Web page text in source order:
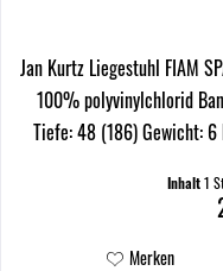
Jan Kurtz Liegestuhl FIAM
100% polyvinylchlorid
Tiefe: 48 (186) Gewicht:
Inhalt1
Merken